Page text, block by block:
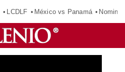
LCDLF México vs Panamá